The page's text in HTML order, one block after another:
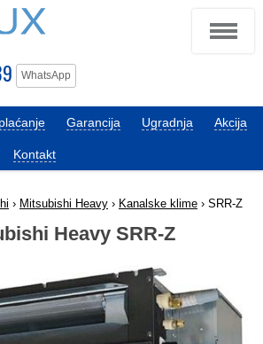
WhatsApp
Garancija Ugradnja Akcija
Kontakt
› Mitsubishi Heavy › Kanalske klime › SRR-Z
Heavy SRR-Z